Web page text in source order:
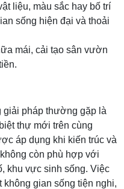
liệu, màu sắc hay bố trí
sống hiện đại và thoải
mái, cải tạo sân vườn
giải pháp thường gặp là
thự mới trên cùng
áp dụng khi kiến trúc và
còn phù hợp với
khu vực sinh sống. Việc
gian sống tiện nghi,